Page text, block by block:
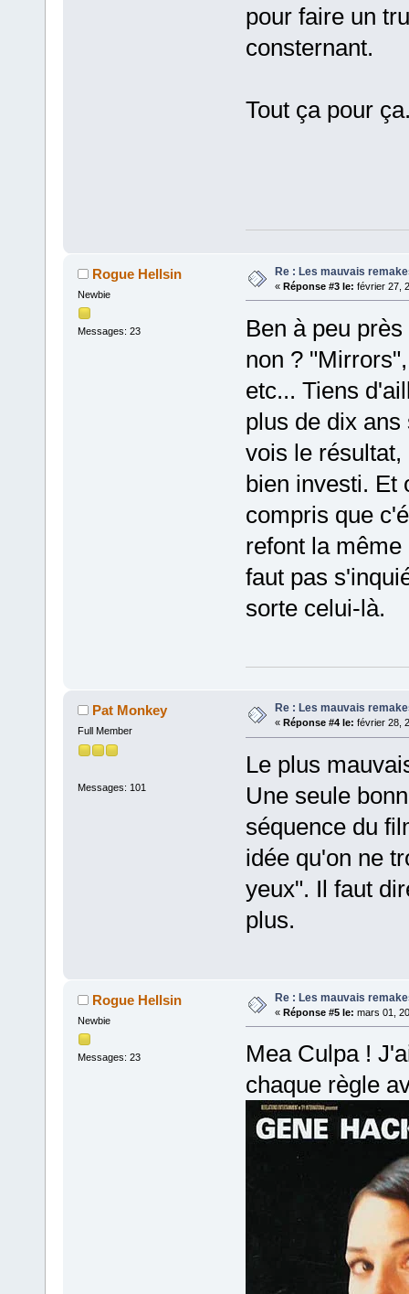
pour faire un
consternant.
Tout ça pour
Rogue Hellsin
Newbie
Messages: 23
Re : Les mauvais
« Réponse #3 le: février 27,
Ben à peu
non ?
etc... Tiens
plus de dix
vois le
bien investi. Et
compris que
refont la
faut pas
sorte celui-là.
Pat Monkey
Full Member
Messages: 101
Re : Les mauvais
« Réponse #4 le: février 28,
Le plus
Une seule
séquence du
idée qu'on ne
yeux". Il faut
plus.
Rogue Hellsin
Newbie
Messages: 23
Re : Les mauvais
« Réponse #5 le: mars 01,
Mea Culpa !
chaque règle